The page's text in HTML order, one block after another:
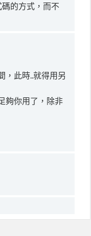
的方式，而不
，此時..就得用另
夠你用了，除非